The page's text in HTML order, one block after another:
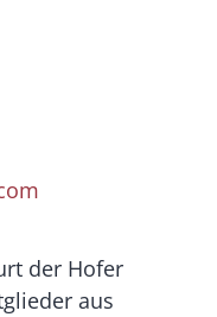
der Hofer
aus